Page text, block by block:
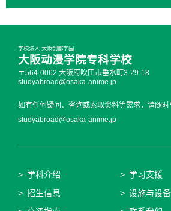
学校法人 大阪创都学园
大阪动漫学院专科学校
〒564-0062 大阪府吹田市垂水町3-29-18
studyabroad@osaka-anime.jp
如有任何疑问、咨询或索取资料等需求，请随时
studyabroad@osaka-anime.jp
学科介绍
学习支援
招生信息
设施与设备